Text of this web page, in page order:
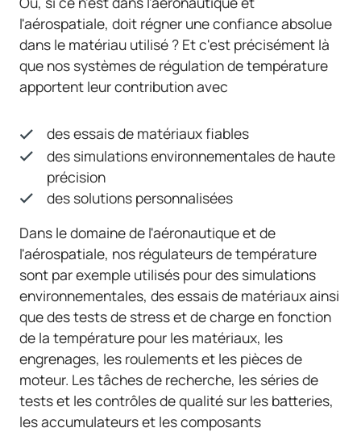
l'aérospatiale, doit régner une confiance absolue
dans le matériau utilisé ? Et c'est précisément là
que nos systèmes de régulation de température
apportent leur contribution avec
des essais de matériaux fiables
des simulations environnementales de haute
précision
des solutions personnalisées
Dans le domaine de l'aéronautique et de
l'aérospatiale, nos régulateurs de température
sont par exemple utilisés pour des simulations
environnementales, des essais de matériaux ainsi
que des tests de stress et de charge en fonction
de la température pour les matériaux, les
engrenages, les roulements et les pièces de
moteur. Les tâches de recherche, les séries de
tests et les contrôles de qualité sur les batteries,
les accumulateurs et les composants